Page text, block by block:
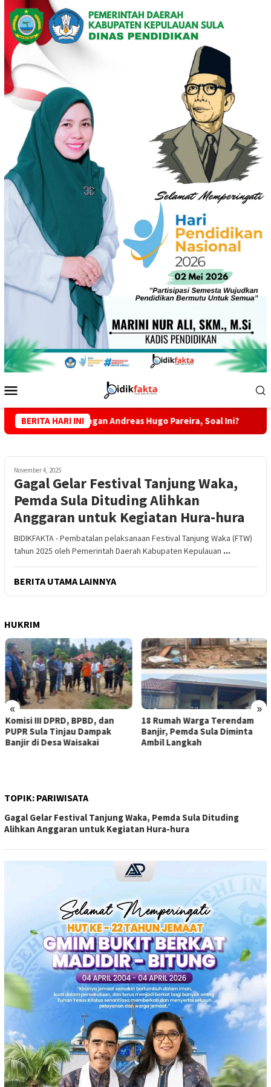
Loncat
konten
Mobile
BERITA HARI INI
Pandangan Andreas Hugo Pareira, Soal Ini? Tekan
November 4, 2025
Gagal Gelar Festival Tanjung Waka,
Pemda Sula Dituding Alihkan
Anggaran untuk Kegiatan Hura-hura
BIDIKFAKTA - Pembatalan pelaksanaan Festival Tanjung Waka (FTW)
tahun 2025 oleh Pemerintah Daerah Kabupaten Kepulauan ...
BERITA UTAMA LAINNYA
HUKRIM
« »
Komisi III DPRD, BPBD, dan
PUPR Sula Tinjau Dampak
Banjir di Desa Waisakai
18 Rumah Warga Terendam
Banjir, Pemda Sula Diminta
Ambil Langkah
TOPIK: PARIWISATA
Gagal Gelar Festival Tanjung Waka, Pemda Sula Dituding
Alihkan Anggaran untuk Kegiatan Hura-hura